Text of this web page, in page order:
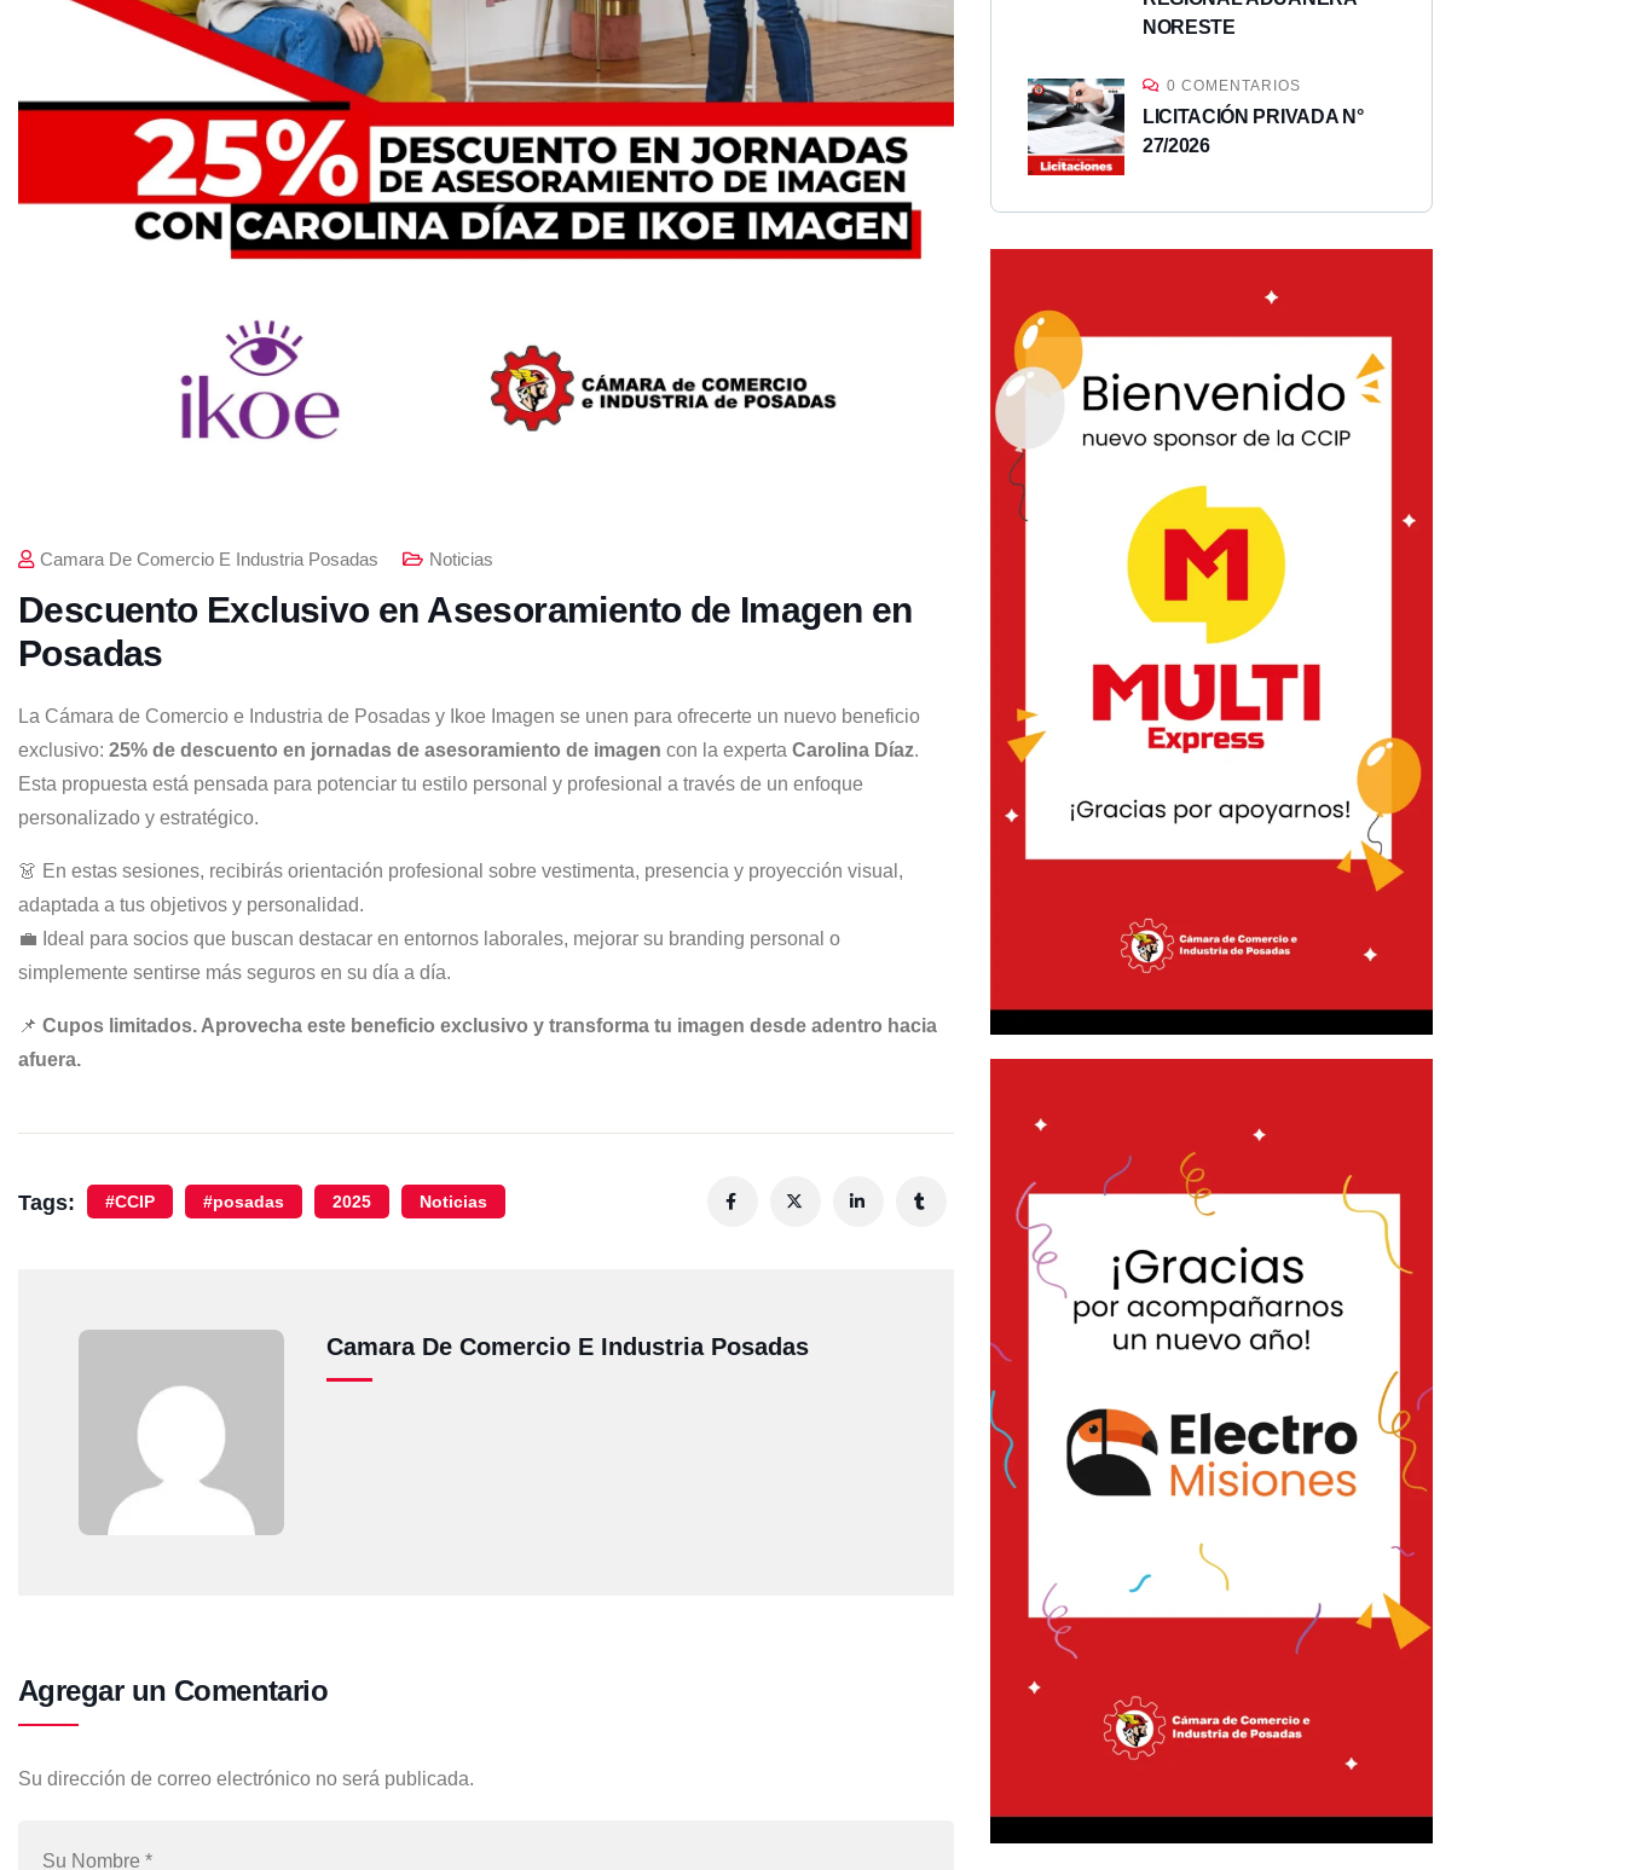
Camara De Comercio E Industria Posadas Noticias
Descuento Exclusivo en Asesoramiento de Imagen en
Posadas
La Cámara de Comercio e Industria de Posadas y Ikoe Imagen se unen para ofrecerte un nuevo beneficio
exclusivo: 25% de descuento en jornadas de asesoramiento de imagen con la experta Carolina Díaz.
Esta propuesta está pensada para potenciar tu estilo personal y profesional a través de un enfoque
personalizado y estratégico.
👗 En estas sesiones, recibirás orientación profesional sobre vestimenta, presencia y proyección visual,
adaptada a tus objetivos y personalidad.
💼 Ideal para socios que buscan destacar en entornos laborales, mejorar su branding personal o
simplemente sentirse más seguros en su día a día.
📌 Cupos limitados. Aprovecha este beneficio exclusivo y transforma tu imagen desde adentro hacia
afuera.
Tags: #CCIP #posadas 2025 Noticias
Camara De Comercio E Industria Posadas
Agregar un Comentario
Su dirección de correo electrónico no será publicada.
NORESTE
0 COMENTARIOS
LICITACIÓN PRIVADA N°
27/2026